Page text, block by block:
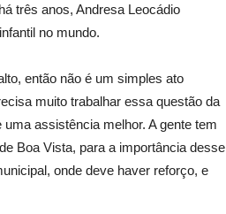
três anos, Andresa Leocádio
no mundo.
então não é um simples ato
muito trabalhar essa questão da
assistência melhor. A gente tem
Boa Vista, para a importância desse
onde deve haver reforço, e